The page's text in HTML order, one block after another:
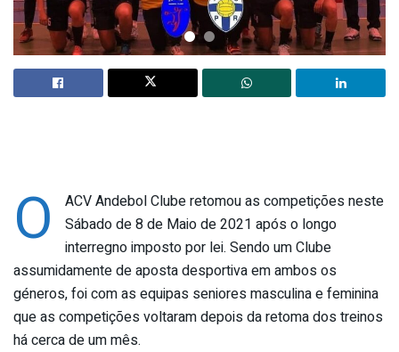
O
ACV Andebol Clube retomou as competições neste
Sábado de 8 de Maio de 2021 após o longo
interregno imposto por lei. Sendo um Clube
assumidamente de aposta desportiva em ambos os
géneros, foi com as equipas seniores masculina e feminina
que as competições voltaram depois da retoma dos treinos
há cerca de um mês.